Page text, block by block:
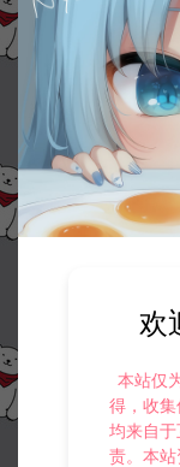
欢
本站仅
得，收
均来自
责。本